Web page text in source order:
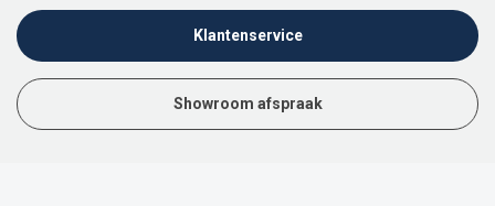
Klantenservice
Showroom afspraak